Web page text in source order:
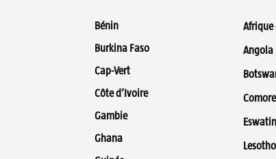
Bénin
Burkina Faso
Cap-Vert
Côte d’Ivoire
Gambie
Ghana
Afrique
Angola
Lesotho